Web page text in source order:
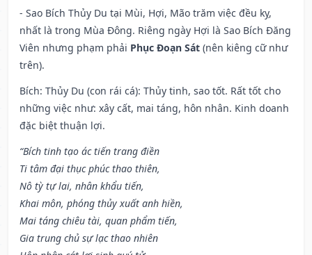
- Sao Bích Thủy Du tại Mùi, Hợi, Mão trăm việc đều kỵ,
nhất là trong Mùa Đông. Riêng ngày Hợi là Sao Bích Đăng
Viên nhưng phạm phải Phục Đoạn Sát (nên kiêng cữ như
trên).
Bích: Thủy Du (con rái cá): Thủy tinh, sao tốt. Rất tốt cho
những việc như: xây cất, mai táng, hôn nhân. Kinh doanh
đặc biệt thuận lợi.
“Bích tinh tạo ác tiến trang điền
Ti tâm đại thục phúc thao thiên,
Nô tỳ tự lai, nhân khẩu tiến,
Khai môn, phóng thủy xuất anh hiền,
Mai táng chiêu tài, quan phẩm tiến,
Gia trung chủ sự lạc thao nhiên